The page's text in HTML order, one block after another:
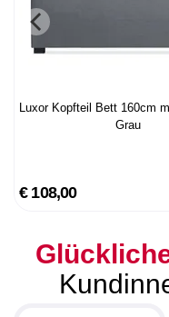
Luxor Kopfteil Bett 160cm
Grau
€ 108,00